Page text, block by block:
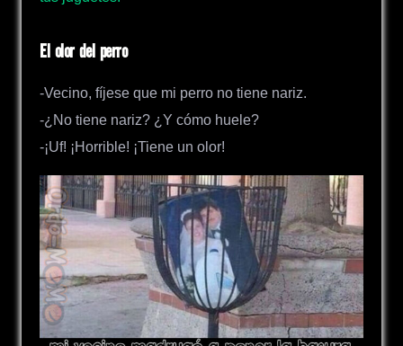
El olor del perro
-Vecino, fíjese que mi perro no tiene nariz.
-¿No tiene nariz? ¿Y cómo huele?
-¡Uf! ¡Horrible! ¡Tiene un olor!